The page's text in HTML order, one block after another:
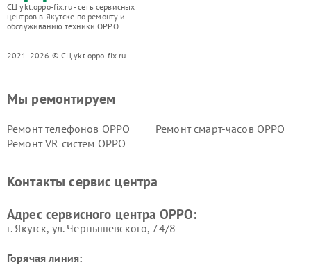
СЦ ykt.oppo-fix.ru - сеть сервисных
центров в Якутске по ремонту и
обслуживанию техники OPPO
2021-2026 © СЦ ykt.oppo-fix.ru
Мы ремонтируем
Ремонт телефонов OPPO
Ремонт смарт-часов OPPO
Ремонт VR систем OPPO
Контакты сервис центра
Адрес сервисного центра OPPO:
г. Якутск, ул. Чернышевского, 74/8
Горячая линия: